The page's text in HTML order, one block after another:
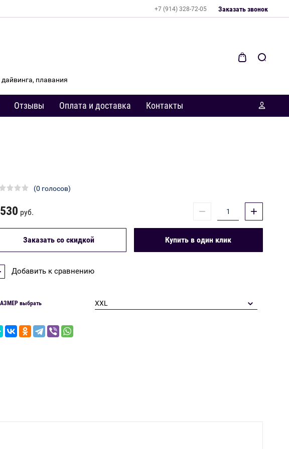
+7 (914) 328-72-05 Заказать звонок
плавания
Отзывы Оплата и доставка Контакты
(0 голосов)
руб. − +
Заказать со скидкой Купить в один клик
Добавить к сравнению
выбрать XXL